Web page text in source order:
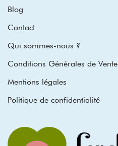
Blog
Contact
Qui sommes-nous ?
Conditions Générales de Vente
Mentions légales
Politique de confidentialité